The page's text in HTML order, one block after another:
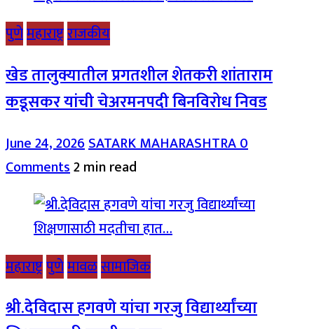
पुणेमहाराष्ट्रराजकीय
खेड तालुक्यातील प्रगतशील शेतकरी शांताराम
कडूसकर यांची चेअरमनपदी बिनविरोध निवड
June 24, 2026SATARK MAHARASHTRA0
Comments2 min read
महाराष्ट्रपुणेमावळसामाजिक
श्री.देविदास हगवणे यांचा गरजु विद्यार्थ्यांच्या